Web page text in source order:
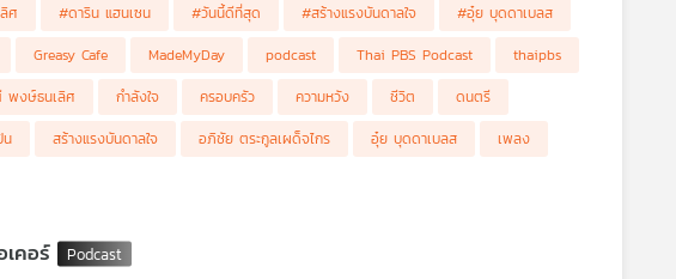
มรู้สึกของทุก ๆ คน และความสุขของเขาก็มักจะเริ่มต้นง่าย ๆ ด้วยคำที่ง่าย ๆ “ทำวันนี้ให้ดีที่สุด” เพียงแค่
ศ #ดาริน แฮนเซน #วันนี้ดีที่สุด #สร้างแรงบันดาลใจ
#อุ๋ย บุดดาเบลส
Greasy Cafe MadeMyDay podcast Thai PBS Podcast
thaipbs
งษ์ธนเลิศ กำลังใจ ครอบครัว ความหวัง ชีวิต
ดนตรี
น สร้างแรงบันดาลใจ อภิชัย ตระกูลเผด็จไกร อุ๋ย บุดดาเบลส
เพลง
คอร์